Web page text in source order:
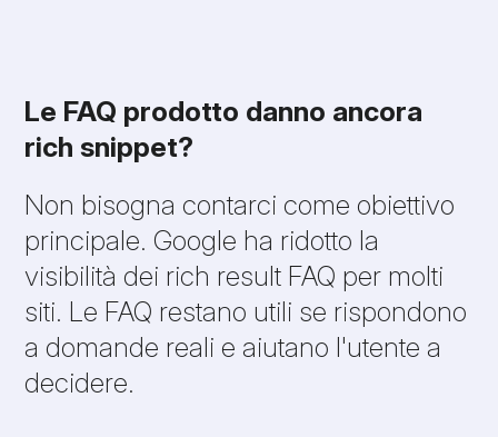
Le FAQ prodotto danno ancora
rich snippet?
Non bisogna contarci come obiettivo
principale. Google ha ridotto la
visibilità dei rich result FAQ per molti
siti. Le FAQ restano utili se rispondono
a domande reali e aiutano l'utente a
decidere.